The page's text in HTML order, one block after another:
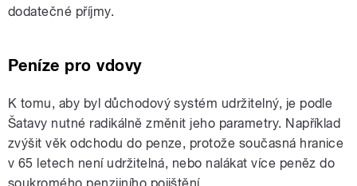
dodatečné příjmy.
Peníze pro vdovy
K tomu, aby byl důchodový systém udržitelný, je podle
Šatavy nutné radikálně změnit jeho parametry. Například
zvýšit věk odchodu do penze, protože současná hranice
v 65 letech není udržitelná, nebo nalákat více peněz do
soukromého penzijního pojištění.